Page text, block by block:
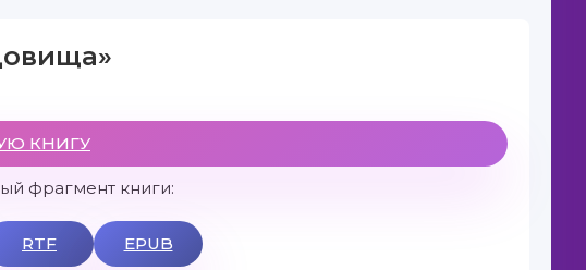
КНИГУ
фрагмент книги:
RTF EPUB